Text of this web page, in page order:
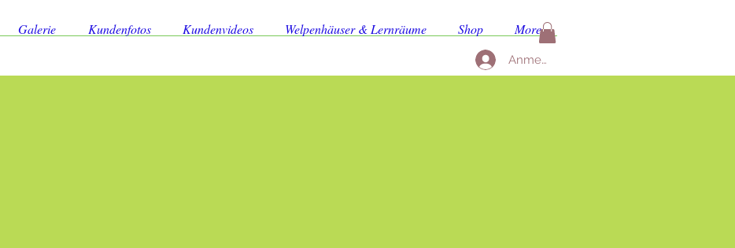
Galerie Kundenfotos Kundenvideos Welpenhäuser & Lernräume Shop More
Anmelden